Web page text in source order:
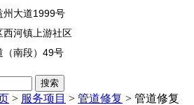
州大道1999号
西河镇上游社区
（南段）49号
> 服务项目 > 管道修复 > 管道修复